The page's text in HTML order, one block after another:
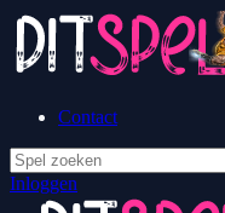
Contact
Inloggen